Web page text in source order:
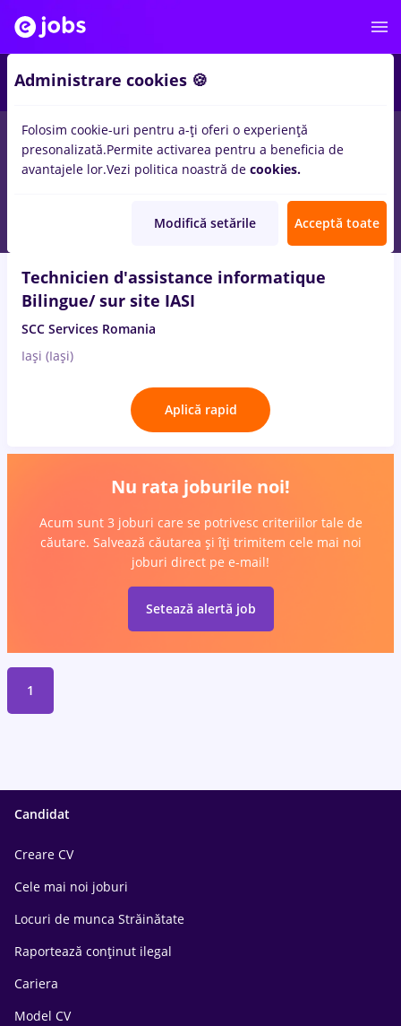
locuri de muncaprime kapital, Full timepentruStudent, Fara
experientainIT / Telecom
Technicien d'assistance informatique
Bilingue/ sur site IASI
SCC Services Romania
Iași (Iași)
Aplică rapid
Nu rata joburile noi!
Acum sunt 3 joburi care se potrivesc criteriilor tale de
căutare. Salvează căutarea și îți trimitem cele mai noi
joburi direct pe e-mail!
Setează alertă job
1
Candidat
Creare CV
Cele mai noi joburi
Locuri de munca Străinătate
Raportează conținut ilegal
Cariera
Model CV
Administrare cookies 🍪
Folosim cookie-uri pentru a-ți oferi o experiență
presonalizată.Permite activarea pentru a beneficia de
avantajele lor.Vezi politica noastră de cookies.
Modifică setările Acceptă toate